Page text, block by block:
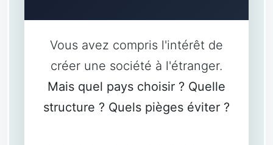
Vous avez compris l'intérêt de
créer une société à l'étranger.
Mais quel pays choisir ? Quelle
structure ? Quels pièges éviter ?